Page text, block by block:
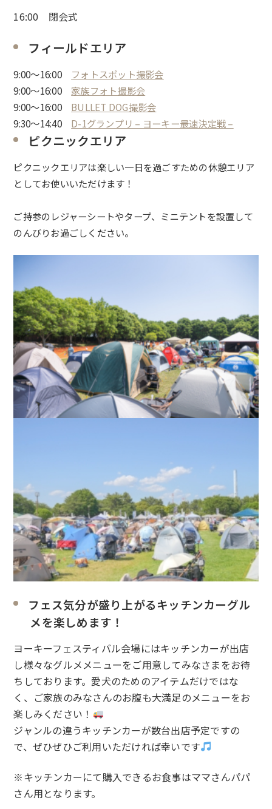
16:00 閉会式
フィールドエリア
9:00〜16:00 フォトスポット撮影会
9:00〜16:00 家族フォト撮影会
9:00〜16:00 BULLET DOG撮影会
9:30〜14:40 D-1グランプリ – ヨーキー最速決定戦 –
ピクニックエリア
ピクニックエリアは楽しい一日を過ごすための休憩エリア
としてお使いいただけます！
ご持参のレジャーシートやタープ、ミニテントを設置して
のんびりお過ごしください。
フェス気分が盛り上がるキッチンカーグル
メを楽しめます！
ヨーキーフェスティバル会場にはキッチンカーが出店
し様々なグルメメニューをご用意してみなさまをお待
ちしております。愛犬のためのアイテムだけではな
く、ご家族のみなさんのお腹も大満足のメニューをお
楽しみください！
ジャンルの違うキッチンカーが数台出店予定ですの
で、ぜひぜひご利用いただければ幸いです
※キッチンカーにて購入できるお食事はママさんパパ
さん用となります。